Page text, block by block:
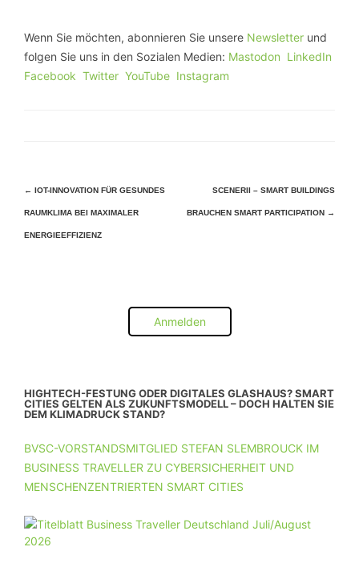
Wenn Sie möchten, abonnieren Sie unsere Newsletter und
folgen Sie uns in den Sozialen Medien: Mastodon LinkedIn
Facebook Twitter YouTube Instagram
Beitragsnavigation
← IOT-INNOVATION FÜR GESUNDES
RAUMKLIMA BEI MAXIMALER
ENERGIEEFFIZIENZ
SCENERII – SMART BUILDINGS
BRAUCHEN SMART PARTICIPATION →
Anmelden
HIGHTECH-FESTUNG ODER DIGITALES GLASHAUS? SMART
CITIES GELTEN ALS ZUKUNFTSMODELL – DOCH HALTEN SIE
DEM KLIMADRUCK STAND?
BVSC-VORSTANDSMITGLIED STEFAN SLEMBROUCK IM
BUSINESS TRAVELLER ZU CYBERSICHERHEIT UND
MENSCHENZENTRIERTEN SMART CITIES